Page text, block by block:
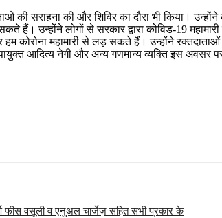
की सराहना की और शिविर का दौरा भी किया।
हैं। उन्होंने लोगों से सरकार द्वारा कोविड-19
कोरोना महामारी से लड़ सकते हैं। उन्होंने
आदित्य नेगी और अन्य गणमान्य व्यक्ति इस अवसर
वसूली व एनुअल चार्जेज़ सहित सभी प्रकार के